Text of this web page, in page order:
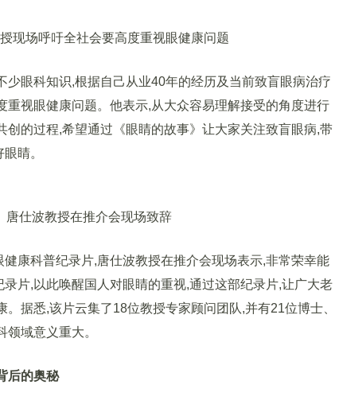
场呼吁全社会要高度重视眼健康问题
眼科知识,根据自己从业40年的经历及当前致盲眼病治疗
重视眼健康问题。他表示,从大众容易理解接受的角度进行
创的过程,希望通过《眼睛的故事》让大家关注致盲眼病,带
睛。
波教授在推介会现场致辞
科普纪录片,唐仕波教授在推介会现场表示,非常荣幸能
片,以此唤醒国人对眼睛的重视,通过这部纪录片,让广大老
据悉,该片云集了18位教授专家顾问团队,并有21位博士、
域意义重大。
后的奥秘